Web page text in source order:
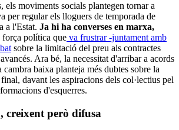
els moviments socials plantegen tornar a
per regular els lloguers de temporada de
a l'Estat. Ja hi ha converses en marxa,
força política que va frustrar -juntament amb
sobre la limitació del preu als contractes
Ara bé, la necessitat d'arribar a acords
baixa planteja més dubtes sobre la
davant les aspiracions dels col·lectius pel
d'esquerres.
creixent però difusa